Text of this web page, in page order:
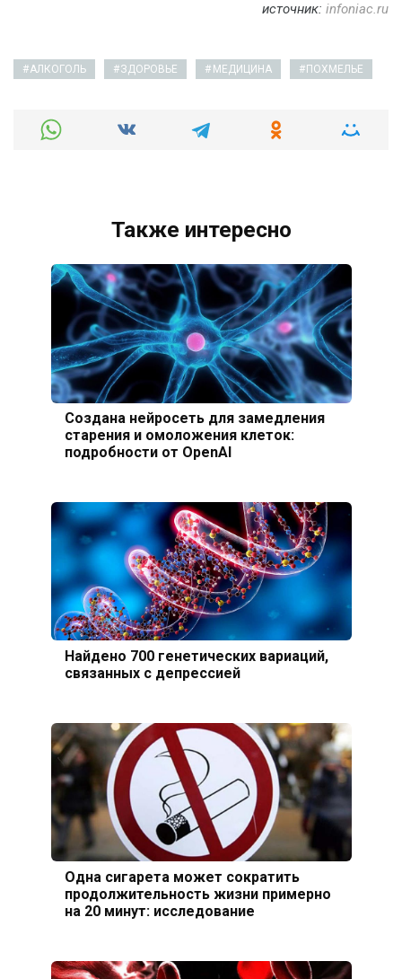
источник: infoniac.ru
АЛКОГОЛЬ ЗДОРОВЬЕ МЕДИЦИНА ПОХМЕЛЬЕ
Также интересно
Создана нейросеть для замедления
старения и омоложения клеток:
подробности от OpenAI
Найдено 700 генетических вариаций,
связанных с депрессией
Одна сигарета может сократить
продолжительность жизни примерно
на 20 минут: исследование